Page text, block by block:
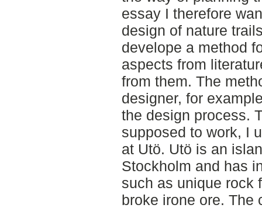
essay I therefore
design of nature
develope a method
aspects from
from them. The
designer, for
the design process.
supposed to work, I
at Utö. Utö is an
Stockholm and has
such as unique rock
broke irone ore. The